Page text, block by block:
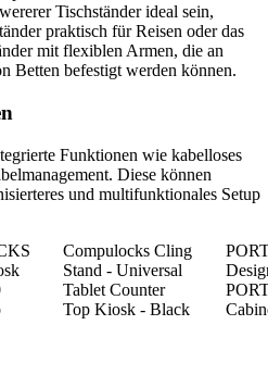
Tischständer ideal sein,
praktisch für Reisen oder das
mit flexiblen Armen, die an
Betten befestigt werden können.
Funktionen wie kabelloses
Diese können
und multifunktionales Setup
Compulocks Cling
Stand - Universal
Tablet Counter
Top Kiosk - Black